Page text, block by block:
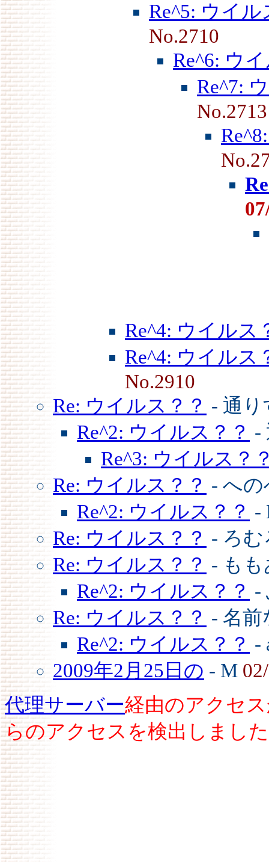
Re^5: ウイル
No.2710
Re^6: ウ
Re^7:
No.2713
Re^4: ウイルス
Re^4: ウイルス
No.2910
Re: ウイルス？？ - 通
Re^2: ウイルス？？ -
Re^3: ウイルス？
Re: ウイルス？？ - へ
Re^2: ウイルス？？ -
Re: ウイルス？？ - ろ
Re: ウイルス？？ - も
Re^2: ウイルス？？ -
Re: ウイルス？？ - 名
Re^2: ウイルス？？ -
2009年2月25日の - M
代理サーバー経由のアクセ
らのアクセスを検出しまし